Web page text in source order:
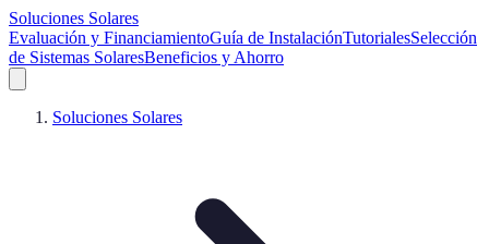
Soluciones Solares
Evaluación y FinanciamientoGuía de InstalaciónTutorialesSelección
de Sistemas SolaresBeneficios y Ahorro
Soluciones Solares